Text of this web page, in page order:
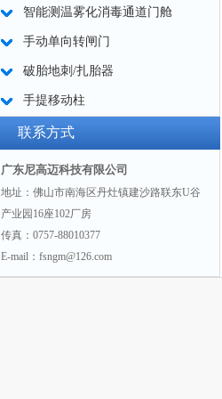
智能测温雾化消毒通道门舱
手动单向转闸门
破胎地刺/扎胎器
手提移动柱
联系方式
广东尼高迈科技有限公司
地址：佛山市南海区丹灶镇建沙路联东U谷
产业园16座102厂房
传真：0757-88010377
E-mail：fsngm@126.com